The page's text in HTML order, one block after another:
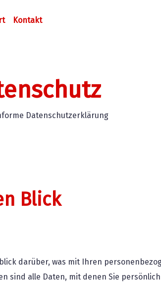
Kontakt
Datenschutzerklärung
Blick
darüber, was mit Ihren
sind alle Daten, mit denen Sie